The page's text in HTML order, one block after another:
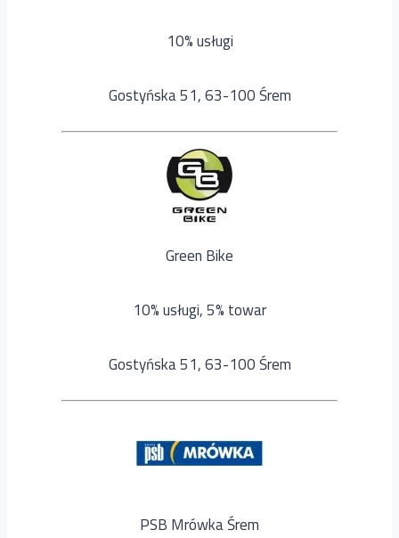
10% usługi
Gostyńska 51, 63-100 Śrem
Green Bike
10% usługi, 5% towar
Gostyńska 51, 63-100 Śrem
PSB Mrówka Śrem